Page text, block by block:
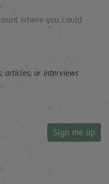
where you could
articles, or interviews
Sign me up